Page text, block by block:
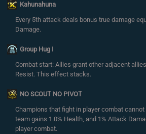
Kahunahuna
Every 5th attack deals bonus true damage
Damage.
Group Hug I
Combat start: Allies grant other adjacent
Resist. This effect stacks.
NO SCOUT NO PIVOT
Champions that fight in player combat
team gains 1.0% Health, and 1% Attack
player combat.